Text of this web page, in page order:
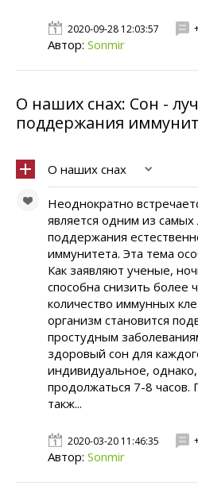
2020-09-28 12:03:57
Автор: Sonmir
О наших снах: Сон -
поддержания
О наших снах
Неоднократно
является одним из
поддержания
иммунитета. Эта тема
Как заявляют ученые,
способна снизить более
количество иммунных
организм становится
простудным
здоровый сон для
индивидуальное,
продолжаться 7-8 часов.
такж...
2020-03-20 11:46:35
Автор: Sonmir